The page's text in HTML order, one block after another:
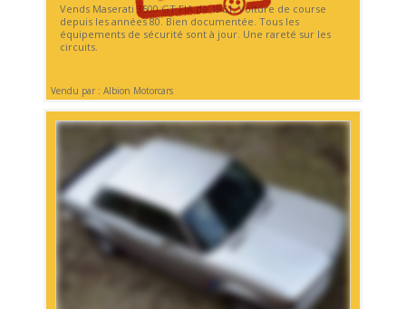
Vends Maserati 3500 GT FIA de 1961. Voiture de course
depuis les années 80. Bien documentée. Tous les
équipements de sécurité sont à jour. Une rareté sur les
circuits.
Vendu par : Albion Motorcars